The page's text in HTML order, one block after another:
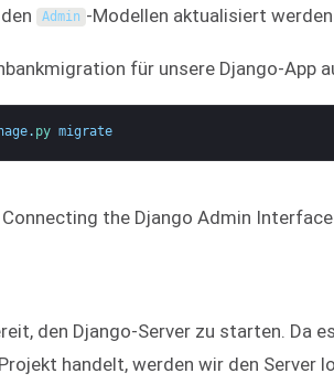
Admin -Modellen aktualisiert werden
für unsere Django-App
. py migrate
den Django-Server zu starten. Da
handelt, werden wir den Server